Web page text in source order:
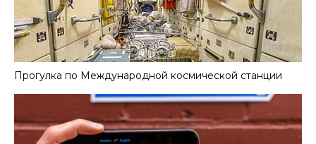
Прогулка по Международной космической станции